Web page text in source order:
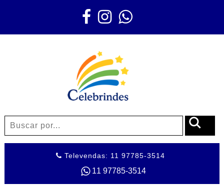
Televendas: 11 97785-3514
11 97785-3514